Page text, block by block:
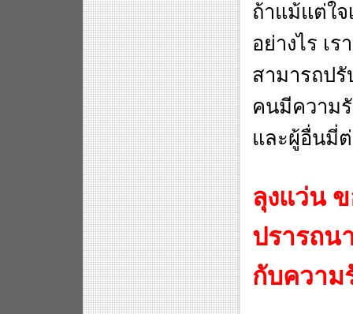
ถ้าแม้แต่ใจ
อย่างไร เ
สามารถป
คนมีความ
และผู้อื่นมี่
ลุงแว่น
ปรารถน
กับความ